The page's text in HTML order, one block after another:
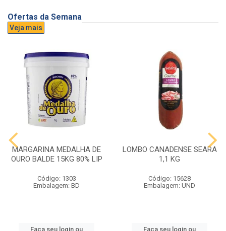
Ofertas da Semana
Veja mais
MARGARINA MEDALHA DE
OURO BALDE 15KG 80% LIP
Código: 1303
Embalagem: BD
Faça seu login ou
LOMBO CANADENSE SEARA
1,1 KG
Código: 15628
Embalagem: UND
Faça seu login ou